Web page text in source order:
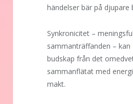
händelser bär på djupare
Synkronicitet –
sammanträffanden –
budskap från det
sammanflätat med
makt.